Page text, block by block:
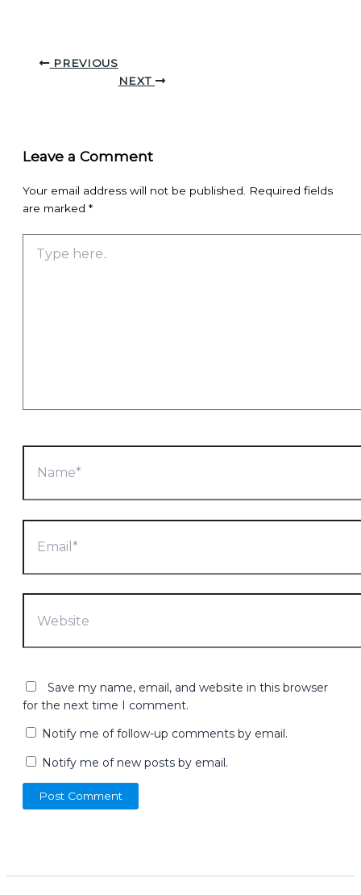
PREVIOUS
NEXT
Leave a Comment
Your email address will not be published. Required fields
are marked *
here..
Save my name, email, and website in this browser
for the next time I comment.
Notify me of follow-up comments by email.
Notify me of new posts by email.